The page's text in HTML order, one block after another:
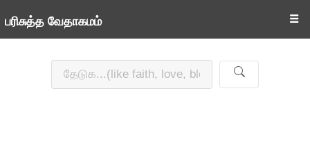
பரிசுத்த வேதாகமம் ☰